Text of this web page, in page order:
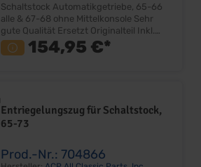
Schaltstock Automatikgetriebe, 65-66
alle & 67-68 ohne Mittelkonsole Sehr
gute Qualität Ersetzt Originalteil Inkl.
Entriegelungszug Oberfläche verchromt
Lieferumfang: Stück Preis: Pro Stück
154,95 €*
Entriegelungszug für Schaltstock,
65-73
Prod.-Nr.: 704866